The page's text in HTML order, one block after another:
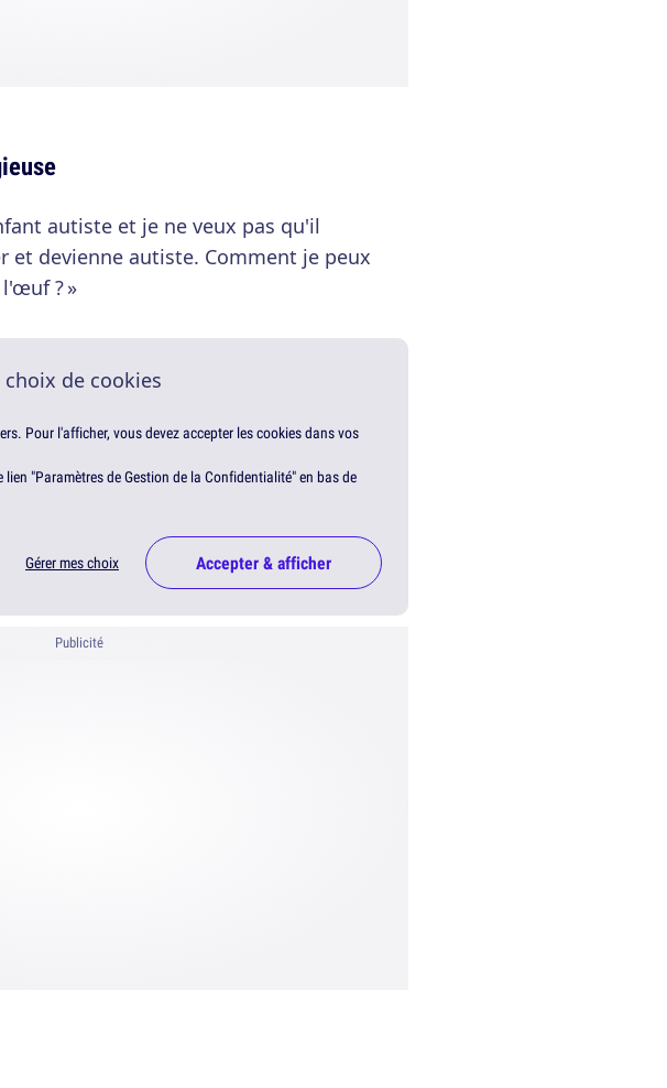
autiste et je ne veux pas qu'il
et devienne autiste. Comment je peux
? »
de cookies
Pour l'afficher, vous devez accepter les cookies dans vos
"Paramètres de Gestion de la Confidentialité" en bas de
Gérer mes choix Accepter & afficher
Publicité